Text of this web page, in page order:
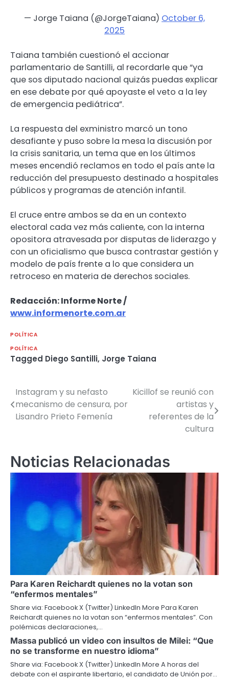
— Jorge Taiana (@JorgeTaiana) October 6,
2025
Taiana también cuestionó el accionar
parlamentario de Santilli, al recordarle que “ya
que sos diputado nacional quizás puedas explicar
en ese debate por qué apoyaste el veto a la ley
de emergencia pediátrica”.
La respuesta del exministro marcó un tono
desafiante y puso sobre la mesa la discusión por
la crisis sanitaria, un tema que en los últimos
meses encendió reclamos en todo el país ante la
reducción del presupuesto destinado a hospitales
públicos y programas de atención infantil.
El cruce entre ambos se da en un contexto
electoral cada vez más caliente, con la interna
opositora atravesada por disputas de liderazgo y
con un oficialismo que busca contrastar gestión y
modelo de país frente a lo que considera un
retroceso en materia de derechos sociales.
Redacción: Informe Norte /
www.informenorte.com.ar
POLÍTICA
POLÍTICA
Tagged Diego Santilli, Jorge Taiana
Navegación
de
Instagram y su nefasto
mecanismo de censura, por
Lisandro Prieto Femenía
Kicillof se reunió con
artistas y
referentes de la
cultura
Noticias Relacionadas
Para Karen Reichardt quienes no la votan son
“enfermos mentales”
Share via: Facebook X (Twitter) LinkedIn More Para Karen
Reichardt quienes no la votan son “enfermos mentales”. Con
polémicas declaraciones,…
Massa publicó un video con insultos de Milei: “Que
no se transforme en nuestro idioma”
Share via: Facebook X (Twitter) LinkedIn More A horas del
debate con el aspirante libertario, el candidato de Unión por…